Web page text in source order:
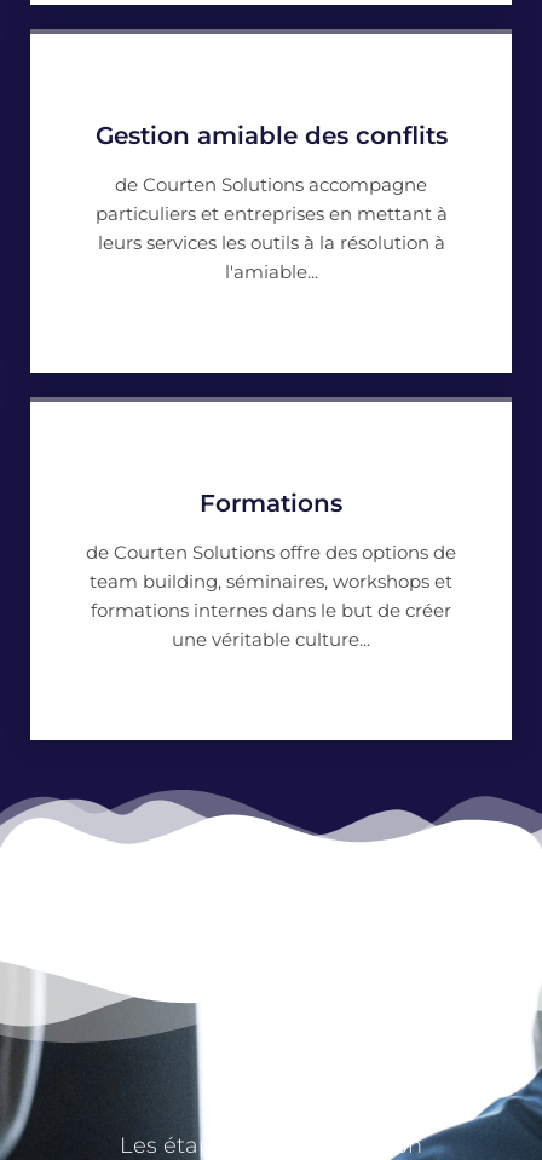
Gestion amiable des conflits
de Courten Solutions accompagne
particuliers et entreprises en mettant à
leurs services les outils à la résolution à
l'amiable...
Formations
de Courten Solutions offre des options de
team building, séminaires, workshops et
formations internes dans le but de créer
une véritable culture...
Les étapes d'une médiation